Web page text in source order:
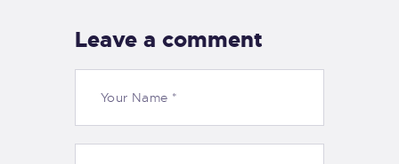
Leave a comment